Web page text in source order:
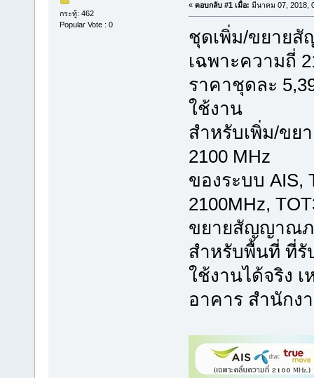
กระทู้: 462
Popular Vote : 0
« ตอบกลับ #1 เมื่อ: มีนาคม 07, 2018,
ชุดเพิ่ม/ขยายสั
เฉพาะความถี่
ราคาชุดละ
ใช้งาน
สำหรับเพิ่ม/ขย
2100 MHz
ของระบบ AIS,
2100MHz,
ขยายสัญญาณภ
สำหรับพื้นที่ ที่
ใช้งานได้จริง
อาคาร สำนักง